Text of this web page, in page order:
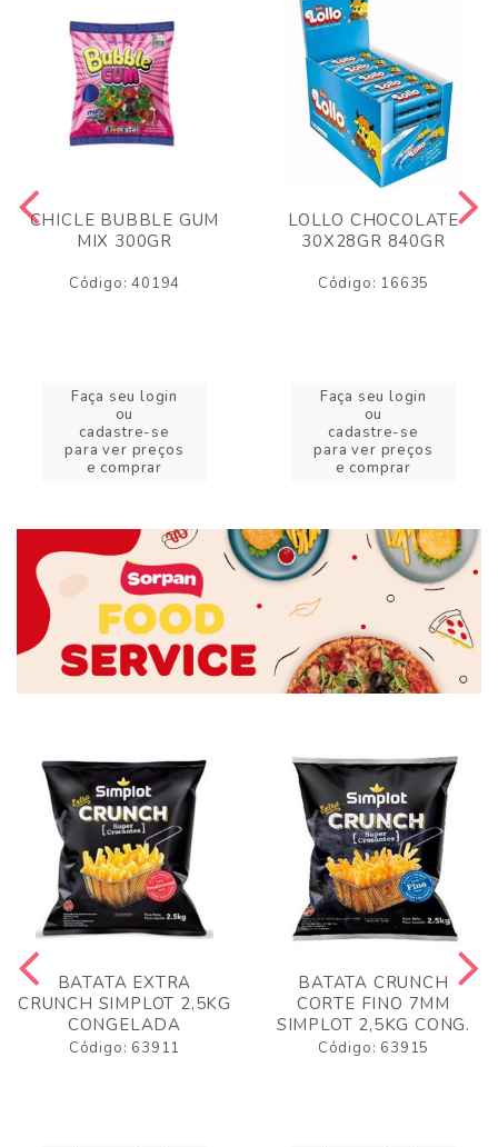
CHICLE BUBBLE GUM
MIX 300GR
Código: 40194
Faça seu login
ou
cadastre-se
para ver preços
e comprar
LOLLO CHOCOLATE
30X28GR 840GR
Código: 16635
Faça seu login
ou
cadastre-se
para ver preços
e comprar
BATATA EXTRA
CRUNCH SIMPLOT 2,5KG
CONGELADA
Código: 63911
BATATA CRUNCH
CORTE FINO 7MM
SIMPLOT 2,5KG CONG.
Código: 63915